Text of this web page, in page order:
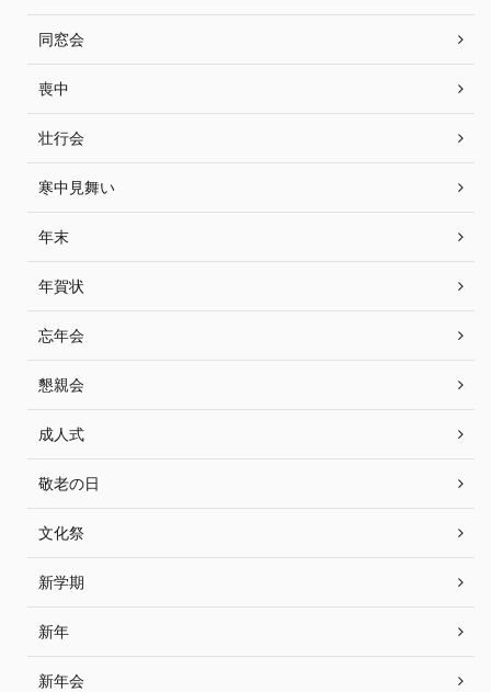
同窓会
喪中
壮行会
寒中見舞い
年末
年賀状
忘年会
懇親会
成人式
敬老の日
文化祭
新学期
新年
新年会